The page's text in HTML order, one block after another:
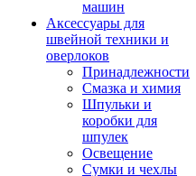
машин
Аксессуары для
швейной техники и
оверлоков
Принадлежности
Смазка и химия
Шпульки и
коробки для
шпулек
Освещение
Сумки и чехлы